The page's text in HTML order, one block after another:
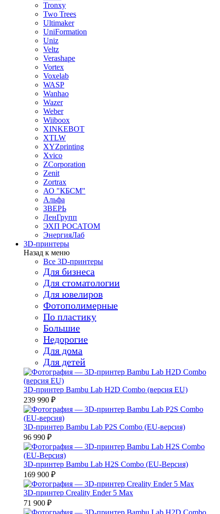
Tronxy
Two Trees
Ultimaker
UniFormation
Uniz
Veltz
Verashape
Vortex
Voxelab
WASP
Wanhao
Wazer
Weber
Wiiboox
XINKEBOT
XTLW
XYZprinting
Xvico
ZCorporation
Zenit
Zortrax
АО "КБСМ"
Альфа
ЗВЕРЬ
ЛенГрупп
ЭХП РОСАТОМ
ЭнергияЛаб
3D-принтеры
Назад к меню
Все 3D-принтеры
Для бизнеса
Для стоматологии
Для ювелиров
Фотополимерные
По пластику
Большие
Недорогие
Для дома
Для детей
3D-принтер Bambu Lab H2D Combo (версия EU)
239 990 ₽
3D-принтер Bambu Lab P2S Combo (EU-версия)
96 990 ₽
3D-принтер Bambu Lab H2S Combo (EU-Версия)
169 900 ₽
3D-принтер Creality Ender 5 Max
71 900 ₽